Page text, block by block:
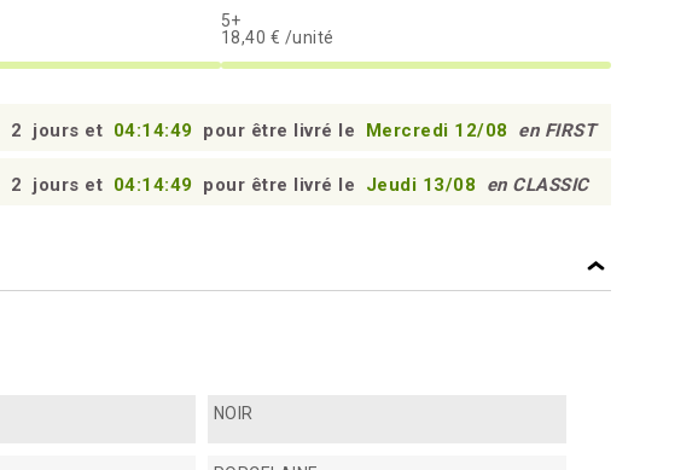
5+
18,40 € /unité
2 jours et 04:14:48 pour être livré le Mercredi 12/08 en FIRST
2 jours et 04:14:48 pour être livré le Jeudi 13/08 en CLASSIC
NOIR